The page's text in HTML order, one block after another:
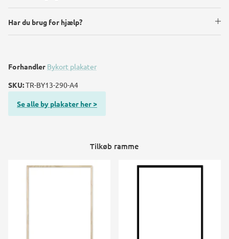
Har du brug for hjælp?
Forhandler Bykort plakater
SKU:TR-BY13-290-A4
Se alle by plakater her >
Tilkøb ramme